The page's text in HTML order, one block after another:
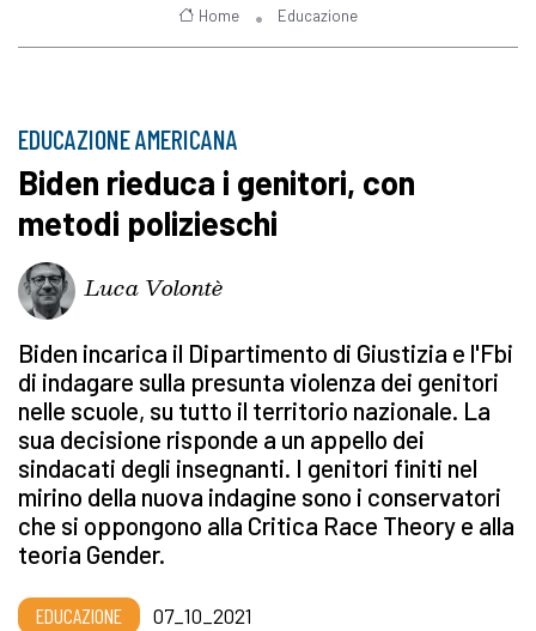
Home Educazione
EDUCAZIONE AMERICANA
Biden rieduca i genitori, con
metodi polizieschi
Luca Volontè
Biden incarica il Dipartimento di Giustizia e l'Fbi
di indagare sulla presunta violenza dei genitori
nelle scuole, su tutto il territorio nazionale. La
sua decisione risponde a un appello dei
sindacati degli insegnanti. I genitori finiti nel
mirino della nuova indagine sono i conservatori
che si oppongono alla Critica Race Theory e alla
teoria Gender.
EDUCAZIONE 07_10_2021